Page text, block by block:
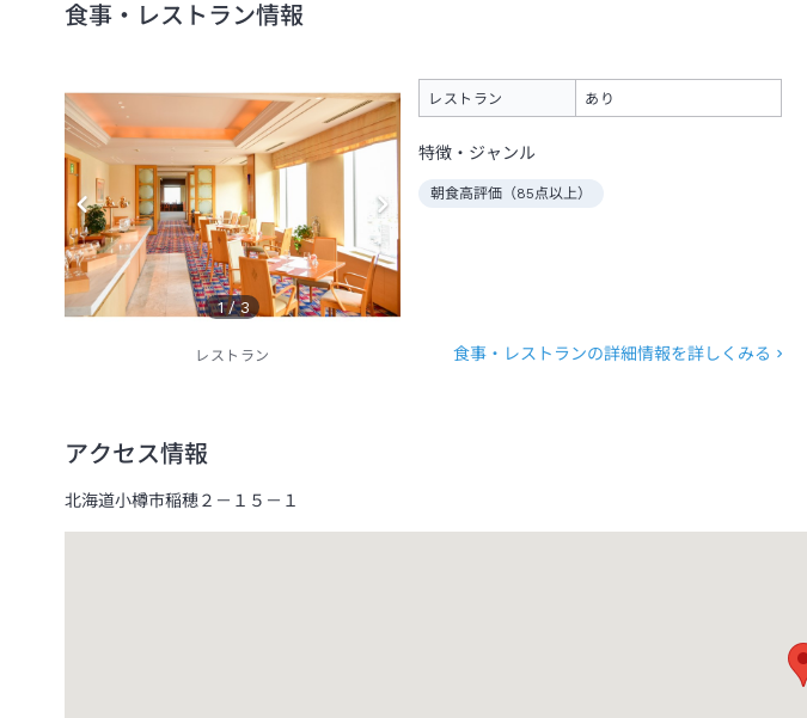
食事・レストラン情報
1 /3
レストラン
レストラン あり
特徴・ジャンル
朝食高評価（85点以上）
食事・レストランの詳細情報を詳しくみる
アクセス情報
北海道小樽市稲穂２－１５－１